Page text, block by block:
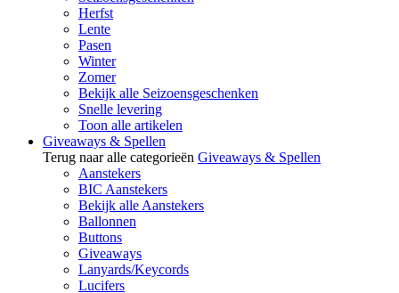
Herfst
Lente
Pasen
Winter
Zomer
Bekijk alle Seizoensgeschenken
Snelle levering
Toon alle artikelen
Giveaways & Spellen
Terug naar alle categorieën Giveaways & Spellen
Aanstekers
BIC Aanstekers
Bekijk alle Aanstekers
Ballonnen
Buttons
Giveaways
Lanyards/Keycords
Lucifers